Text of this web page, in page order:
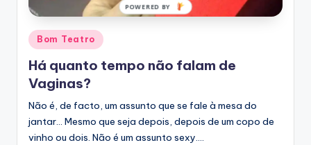
Posted
in
Bom Teatro
Há quanto tempo não falam de
Vaginas?
Não é, de facto, um assunto que se fale à mesa do
jantar... Mesmo que seja depois, depois de um copo de
vinho ou dois. Não é um assunto sexy.…
P
R